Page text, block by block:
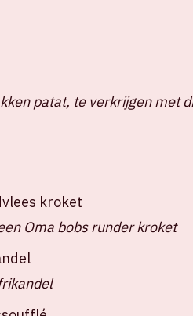
patat, te verkrijgen met
kroket
Oma bobs runder kroket